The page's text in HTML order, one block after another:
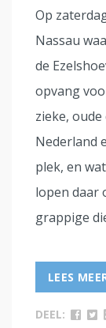
Op
Nassau
de
opvang
zieke,
Nederland
plek, en
lopen daar
grappige
LEES
DEEL: